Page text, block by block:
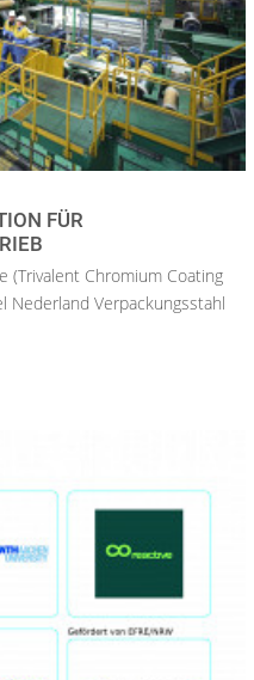
FÜR
(Trivalent Chromium Coating
Nederland Verpackungsstahl